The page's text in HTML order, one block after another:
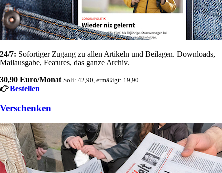
24/7: Sofortiger Zugang zu allen Artikeln und Beilagen. Downloads,
Mailausgabe, Features, das ganze Archiv.
30,90 Euro/Monat Soli: 42,90, ermäßigt: 19,90
Bestellen
Verschenken